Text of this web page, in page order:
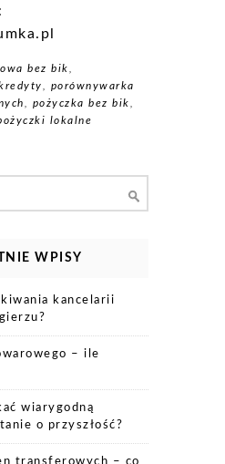
bez bik,
, porównywarka
, pożyczka bez bik,
lokalne
WPISY
kancelarii
– ile
wiarygodną
o przyszłość?